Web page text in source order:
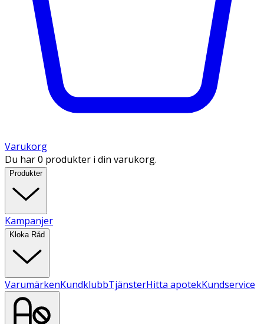
Varukorg
Du har 0 produkter i din varukorg.
Produkter
Kampanjer
Kloka Råd
VarumärkenKundklubbTjänsterHitta apotekKundservice